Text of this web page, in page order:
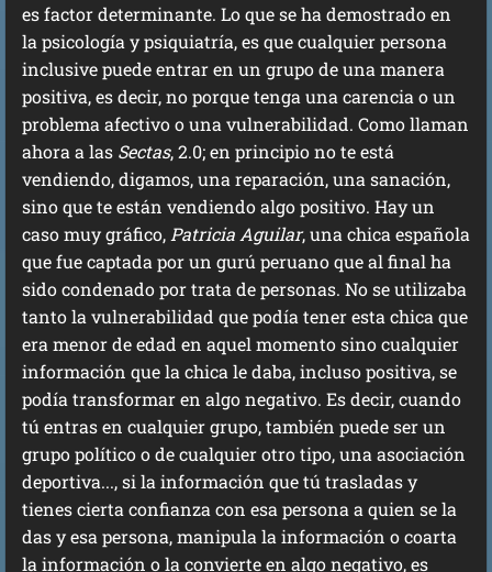
es factor determinante. Lo que se ha demostrado en
la psicología y psiquiatría, es que cualquier persona
inclusive puede entrar en un grupo de una manera
positiva, es decir, no porque tenga una carencia o un
problema afectivo o una vulnerabilidad. Como llaman
ahora a las Sectas, 2.0; en principio no te está
vendiendo, digamos, una reparación, una sanación,
sino que te están vendiendo algo positivo. Hay un
caso muy gráfico, Patricia Aguilar, una chica española
que fue captada por un gurú peruano que al final ha
sido condenado por trata de personas. No se utilizaba
tanto la vulnerabilidad que podía tener esta chica que
era menor de edad en aquel momento sino cualquier
información que la chica le daba, incluso positiva, se
podía transformar en algo negativo. Es decir, cuando
tú entras en cualquier grupo, también puede ser un
grupo político o de cualquier otro tipo, una asociación
deportiva..., si la información que tú trasladas y
tienes cierta confianza con esa persona a quien se la
das y esa persona, manipula la información o coarta
la información o la convierte en algo negativo, es